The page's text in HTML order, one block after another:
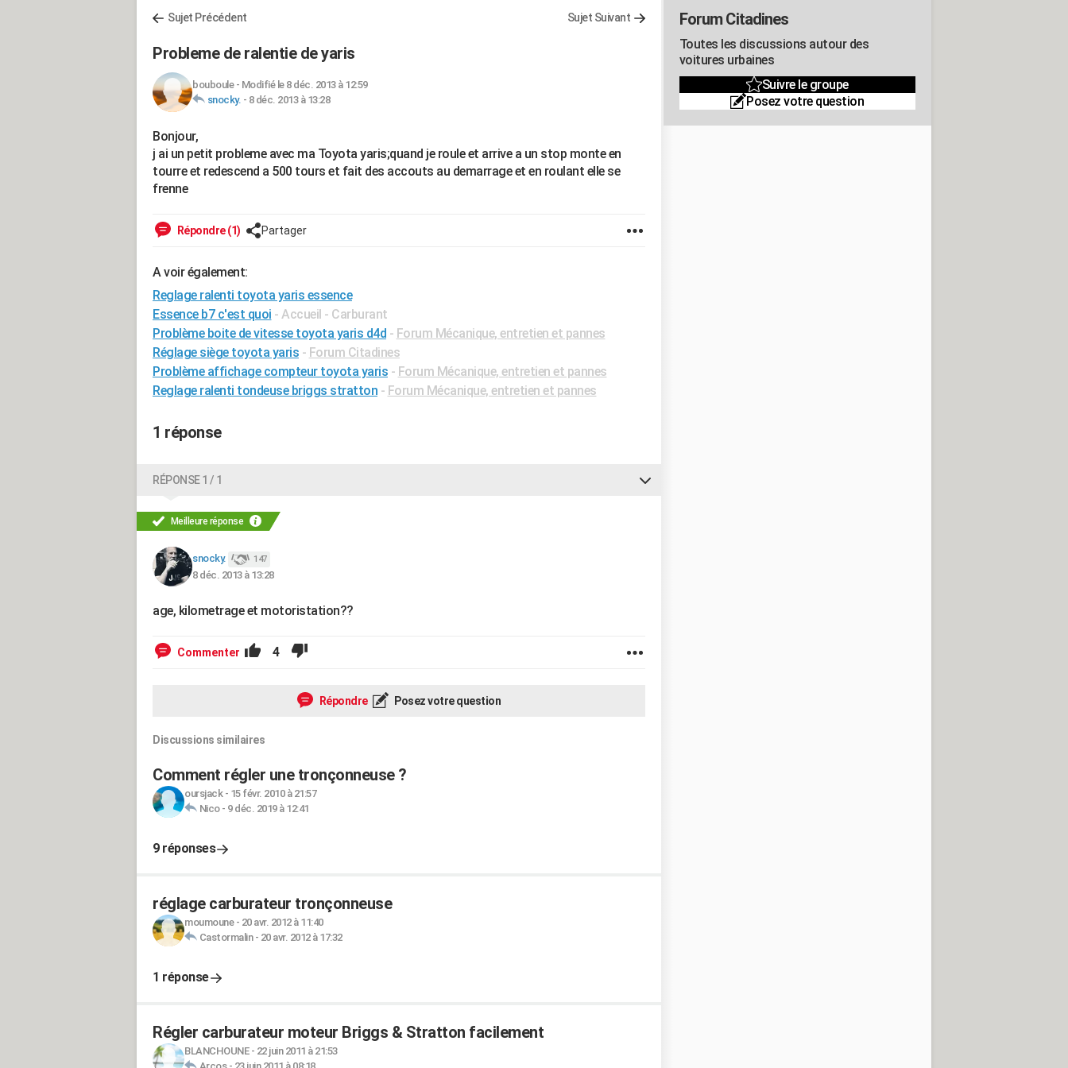
Sujet Précédent Sujet Suivant
Probleme de ralentie de yaris
bouboule- Modifié le 8 déc. 2013 à 12:59
snocky. - 8 déc. 2013 à 13:28
Bonjour,
j ai un petit probleme avec ma Toyota yaris;quand je roule et arrive a un stop monte en
tourre et redescend a 500 tours et fait des accouts au demarrage et en roulant elle se
frenne
Répondre (1) Partager
A voir également:
Reglage ralenti toyota yaris essence
Essence b7 c'est quoi - Accueil - Carburant
Problème boite de vitesse toyota yaris d4d - Forum Mécanique, entretien et pannes
Réglage siège toyota yaris - Forum Citadines
Problème affichage compteur toyota yaris - Forum Mécanique, entretien et pannes
Reglage ralenti tondeuse briggs stratton - Forum Mécanique, entretien et pannes
1 réponse
RÉPONSE 1 / 1
Meilleure réponse
snocky. 147
8 déc. 2013 à 13:28
age, kilometrage et motoristation??
Commenter 4
Répondre Posez votre question
Discussions similaires
Comment régler une tronçonneuse ?
oursjack- 15 févr. 2010 à 21:57
Nico- 9 déc. 2019 à 12:41
9 réponses
réglage carburateur tronçonneuse
moumoune- 20 avr. 2012 à 11:40
Castormalin- 20 avr. 2012 à 17:32
1 réponse
Régler carburateur moteur Briggs & Stratton facilement
BLANCHOUNE- 22 juin 2011 à 21:53
Forum Citadines
Toutes les discussions autour des
voitures urbaines
Suivre le groupe
Posez votre question